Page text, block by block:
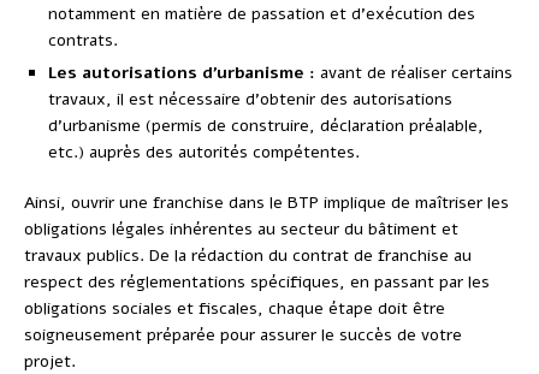
notamment en matière de passation et d’exécution des
contrats.
Les autorisations d’urbanisme : avant de réaliser certains
travaux, il est nécessaire d’obtenir des autorisations
d’urbanisme (permis de construire, déclaration préalable,
etc.) auprès des autorités compétentes.
Ainsi, ouvrir une franchise dans le BTP implique de maîtriser les
obligations légales inhérentes au secteur du bâtiment et
travaux publics. De la rédaction du contrat de franchise au
respect des réglementations spécifiques, en passant par les
obligations sociales et fiscales, chaque étape doit être
soigneusement préparée pour assurer le succès de votre
projet.